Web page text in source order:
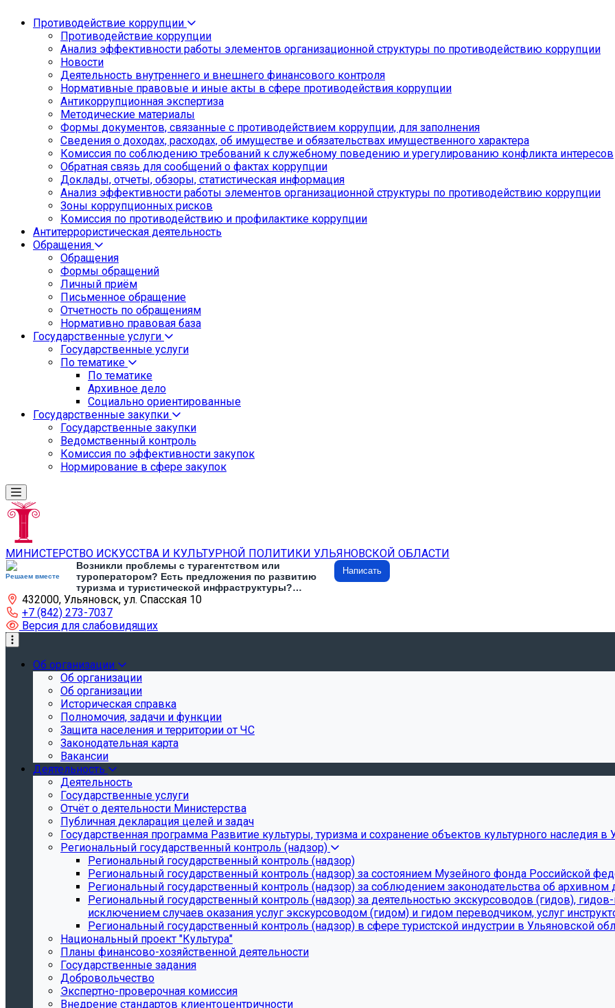
Противодействие коррупции
Противодействие коррупции
Анализ эффективности работы элементов организационной структуры по противодействию коррупции
Новости
Деятельность внутреннего и внешнего финансового контроля
Нормативные правовые и иные акты в сфере противодействия коррупции
Антикоррупционная экспертиза
Методические материалы
Формы документов, связанные с противодействием коррупции, для заполнения
Сведения о доходах, расходах, об имуществе и обязательствах имущественного характера
Комиссия по соблюдению требований к служебному поведению и урегулированию конфликта интересов
Обратная связь для сообщений о фактах коррупции
Доклады, отчеты, обзоры, статистическая информация
Анализ эффективности работы элементов организационной структуры по противодействию коррупции
Зоны коррупционных рисков
Комиссия по противодействию и профилактике коррупции
Антитеррористическая деятельность
Обращения
Обращения
Формы обращений
Личный приём
Письменное обращение
Отчетность по обращениям
Нормативно правовая база
Государственные услуги
Государственные услуги
По тематике
По тематике
Архивное дело
Социально ориентированные
Государственные закупки
Государственные закупки
Ведомственный контроль
Комиссия по эффективности закупок
Нормирование в сфере закупок
МИНИСТЕРСТВО ИСКУССТВА И КУЛЬТУРНОЙ ПОЛИТИКИ УЛЬЯНОВСКОЙ ОБЛАСТИ
Решаем вместе
Возникли проблемы с турагентством или
туроператором? Есть предложения по развитию
туризма и туристической инфраструктуры?
Напишите об этом
Написать
432000, Ульяновск, ул. Спасская 10
+7 (842) 273-7037
Версия для слабовидящих
Об организации
Об организации
Об организации
Историческая справка
Полномочия, задачи и функции
Защита населения и территории от ЧС
Законодательная карта
Вакансии
Деятельность
Деятельность
Государственные услуги
Отчёт о деятельности Министерства
Публичная декларация целей и задач
Государственная программа Развитие культуры, туризма и сохранение объектов культурного наследия в
Региональный государственный контроль (надзор)
Региональный государственный контроль (надзор)
Региональный государственный контроль (надзор) за состоянием Музейного фонда Российской
Региональный государственный контроль (надзор) за соблюдением законодательства об архивном
Региональный государственный контроль (надзор) за деятельностью экскурсоводов (гидов),
исключением случаев оказания услуг экскурсоводом (гидом) и гидом переводчиком, услуг
Региональный государственный контроль (надзор) в сфере туристской индустрии в Ульяновской
Национальный проект "Культура"
Планы финансово-хозяйственной деятельности
Государственные задания
Добровольчество
Экспертно-проверочная комиссия
Внедрение стандартов клиентоцентричности